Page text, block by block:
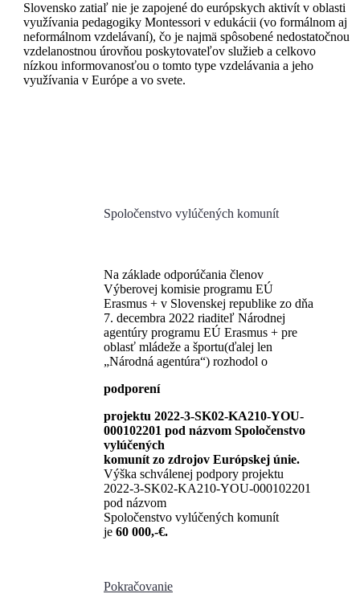
Slovensko zatiaľ nie je zapojené do európskych aktivít v oblasti
využívania pedagogiky Montessori v edukácii (vo formálnom aj
neformálnom vzdelávaní), čo je najmä spôsobené nedostatočnou
vzdelanostnou úrovňou poskytovateľov služieb a celkovo
nízkou informovanosťou o tomto type vzdelávania a jeho
využívania v Európe a vo svete.
Spoločenstvo vylúčených komunít
Na základe odporúčania členov
Výberovej komisie programu EÚ
Erasmus + v Slovenskej republike zo dňa
7. decembra 2022 riaditeľ Národnej
agentúry programu EÚ Erasmus + pre
oblasť mládeže a športu(ďalej len
„Národná agentúra“) rozhodol o
podporení
projektu 2022-3-SK02-KA210-YOU-
000102201 pod názvom Spoločenstvo
vylúčených
komunít zo zdrojov Európskej únie.
Výška schválenej podpory projektu
2022-3-SK02-KA210-YOU-000102201
pod názvom
Spoločenstvo vylúčených komunít
je 60 000,-€.
Pokračovanie